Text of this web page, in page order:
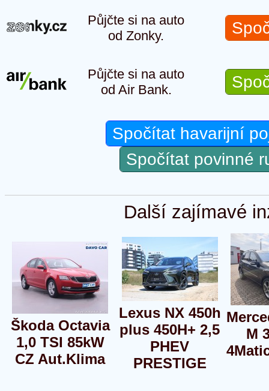
Půjčte si na auto
od Zonky.
Půjčte si na auto
od Air Bank.
Spočítat havarijní
Spočítat povinné
Další zajímavé
Škoda Octavia
1,0 TSI 85kW
CZ Aut.Klima
Lexus NX 450h
plus 450H+ 2,5
PHEV
PRESTIGE
M